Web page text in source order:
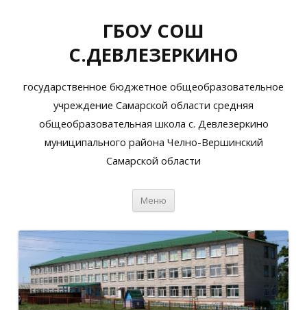
ГБОУ СОШ
С.ДЕВЛЕЗЕРКИНО
государственное бюджетное общеобразовательное
учреждение Самарской области средняя
общеобразовательная школа с. Девлезеркино
муниципального района Челно-Вершинский
Самарской области
Меню